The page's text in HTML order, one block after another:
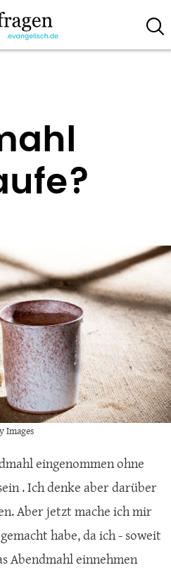
Images
eingenommen ohne
. Ich denke aber darüber
Aber jetzt mache ich mir
habe, da ich - soweit
Abendmahl einnehmen